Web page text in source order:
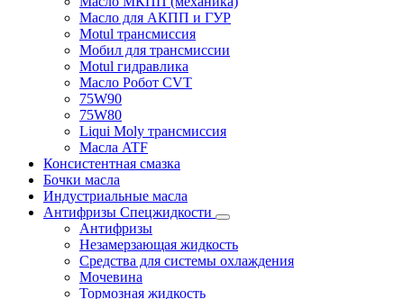
Масло для АКПП и ГУР
Motul трансмиссия
Мобил для трансмиссии
Motul гидравлика
Масло Робот CVT
75W90
75W80
Liqui Moly трансмиссия
Масла ATF
Консистентная смазка
Бочки масла
Индустриальные масла
Антифризы Спецжидкости
Антифризы
Незамерзающая жидкость
Средства для системы охлаждения
Мочевина
Тормозная жидкость